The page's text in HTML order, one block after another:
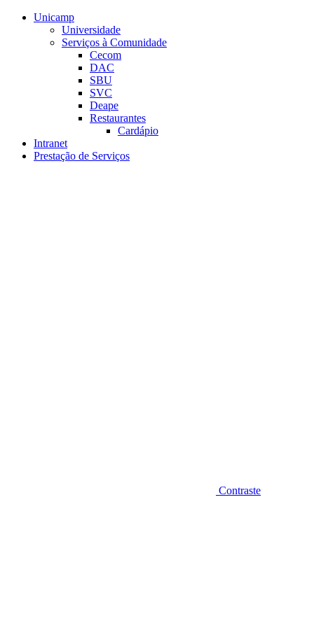
Conteúdo principal
Unicamp
Universidade
Serviços à Comunidade
Cecom
DAC
SBU
SVC
Deape
Restaurantes
Cardápio
Intranet
Prestação de Serviços
Contraste